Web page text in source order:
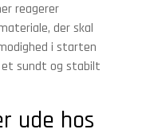
reagerer
der skal
i starten
sundt og stabilt
ude hos